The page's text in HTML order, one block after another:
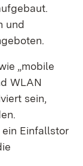
und
„mobile
WLAN
sein,
Einfallstor